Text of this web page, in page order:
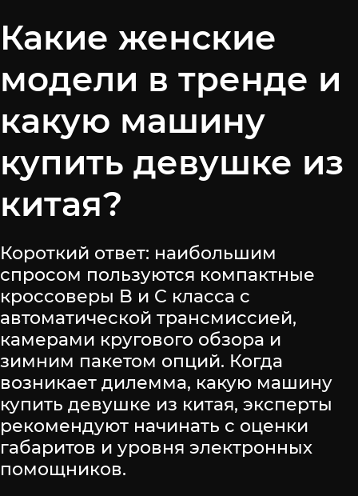
Какие женские
модели в тренде и
какую машину
купить девушке из
китая?
Короткий ответ: наибольшим
спросом пользуются компактные
кроссоверы B и C класса с
автоматической трансмиссией,
камерами кругового обзора и
зимним пакетом опций. Когда
возникает дилемма, какую машину
купить девушке из китая, эксперты
рекомендуют начинать с оценки
габаритов и уровня электронных
помощников.